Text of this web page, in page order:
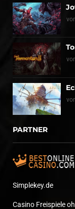
PARTNER
Simplekey.de
Casino Freispiele